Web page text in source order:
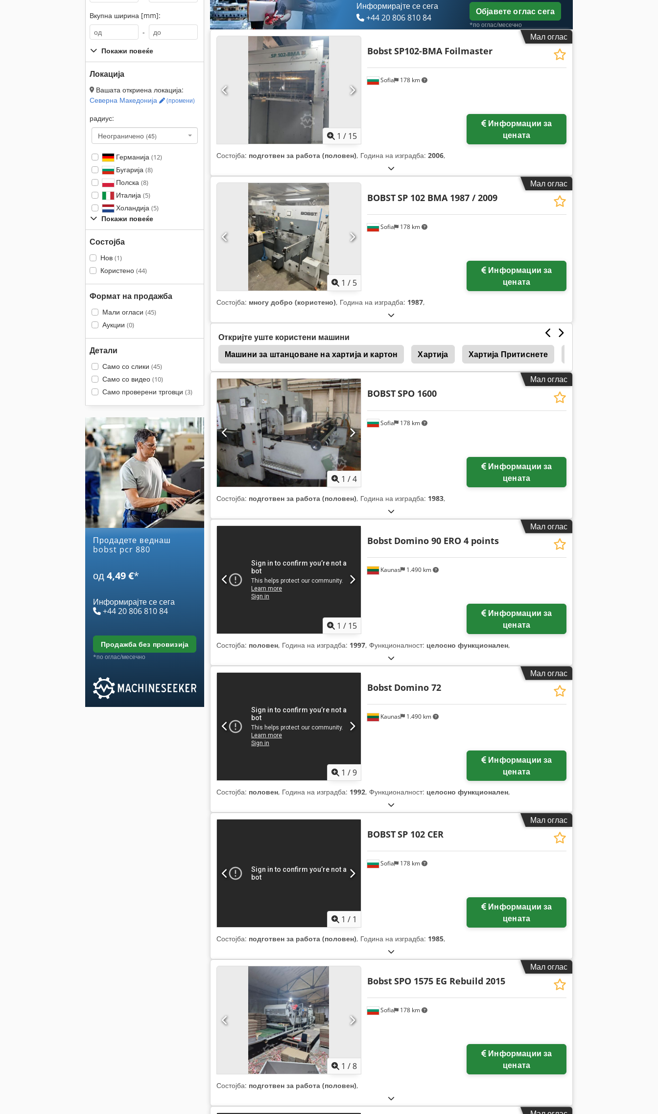
Вкупна ширина [mm]:
-
Покажи повеќе
Локација
Вашата откриена локација:
Северна Македонија
(промени)
радиус:
Неограничено (45)
Германија (12)
Бугарија (8)
Полска (8)
Италија (5)
Холандија (5)
Покажи повеќе
Состојба
Нов (1)
Користено (44)
Формат на продажба
Мали огласи (45)
Аукции (0)
Детали
Само со слики (45)
Само со видео (10)
Само проверени трговци (3)
Продадете веднаш
bobst pcr 880
од4,49 €*
Информирајте се сега
+44 20 806 810 84
продажба без провизија
*по оглас/месечно
Информирајте се сега
+44 20 806 810 84
Објавете оглас сега
*по оглас/месечно
Мал оглас
1 / 15
Sofia 178 km
BobstSP102-BMA Foilmaster
цената
Состојба: подготвен за работа (половен), Година на изградба: 2006,
Мал оглас
1 / 5
Sofia 178 km
BOBSTSP 102 BMA 1987 / 2009
цената
Состојба: многу добро (користено), Година на изградба: 1987,
Откријте уште користени машини
Машини за штанцоване на хартија и картон
Хартија Хартија Притиснете
Iberica
Мал оглас
1 /4
Sofia 178 km
BOBSTSPO 1600
цената
Состојба: подготвен за работа (половен), Година на изградба: 1983,
Мал оглас
1 / 15
Kaunas 1.490 km
Bobst Domino 90 ERO 4 points
цената
Состојба: половен, Година на изградба: 1997, Функционалност: целосно функционален,
Мал оглас
1 /9
Kaunas 1.490 km
Bobst Domino 72
цената
Состојба: половен, Година на изградба: 1992, Функционалност: целосно функционален,
Мал оглас
Побарајте повеќе
1 / 1
Sofia 178 km
BOBSTSP 102 CER
цената
Состојба: подготвен за работа (половен), Година на изградба: 1985,
Мал оглас
1 /8
Sofia 178 km
BobstSPO 1575 EG Rebuild 2015
цената
Состојба: подготвен за работа (половен),